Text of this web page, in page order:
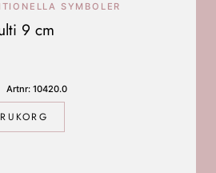
SYMBOLER
9 cm
Artnr: 10420.0